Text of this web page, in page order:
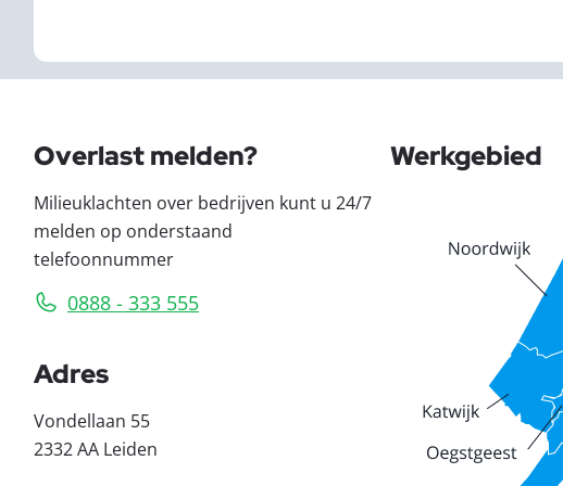
Overlast melden?
Milieuklachten over bedrijven kunt u 24/7
melden op onderstaand
telefoonnummer
0888 - 333 555
Adres
Vondellaan 55
2332 AA Leiden
Werkgebied